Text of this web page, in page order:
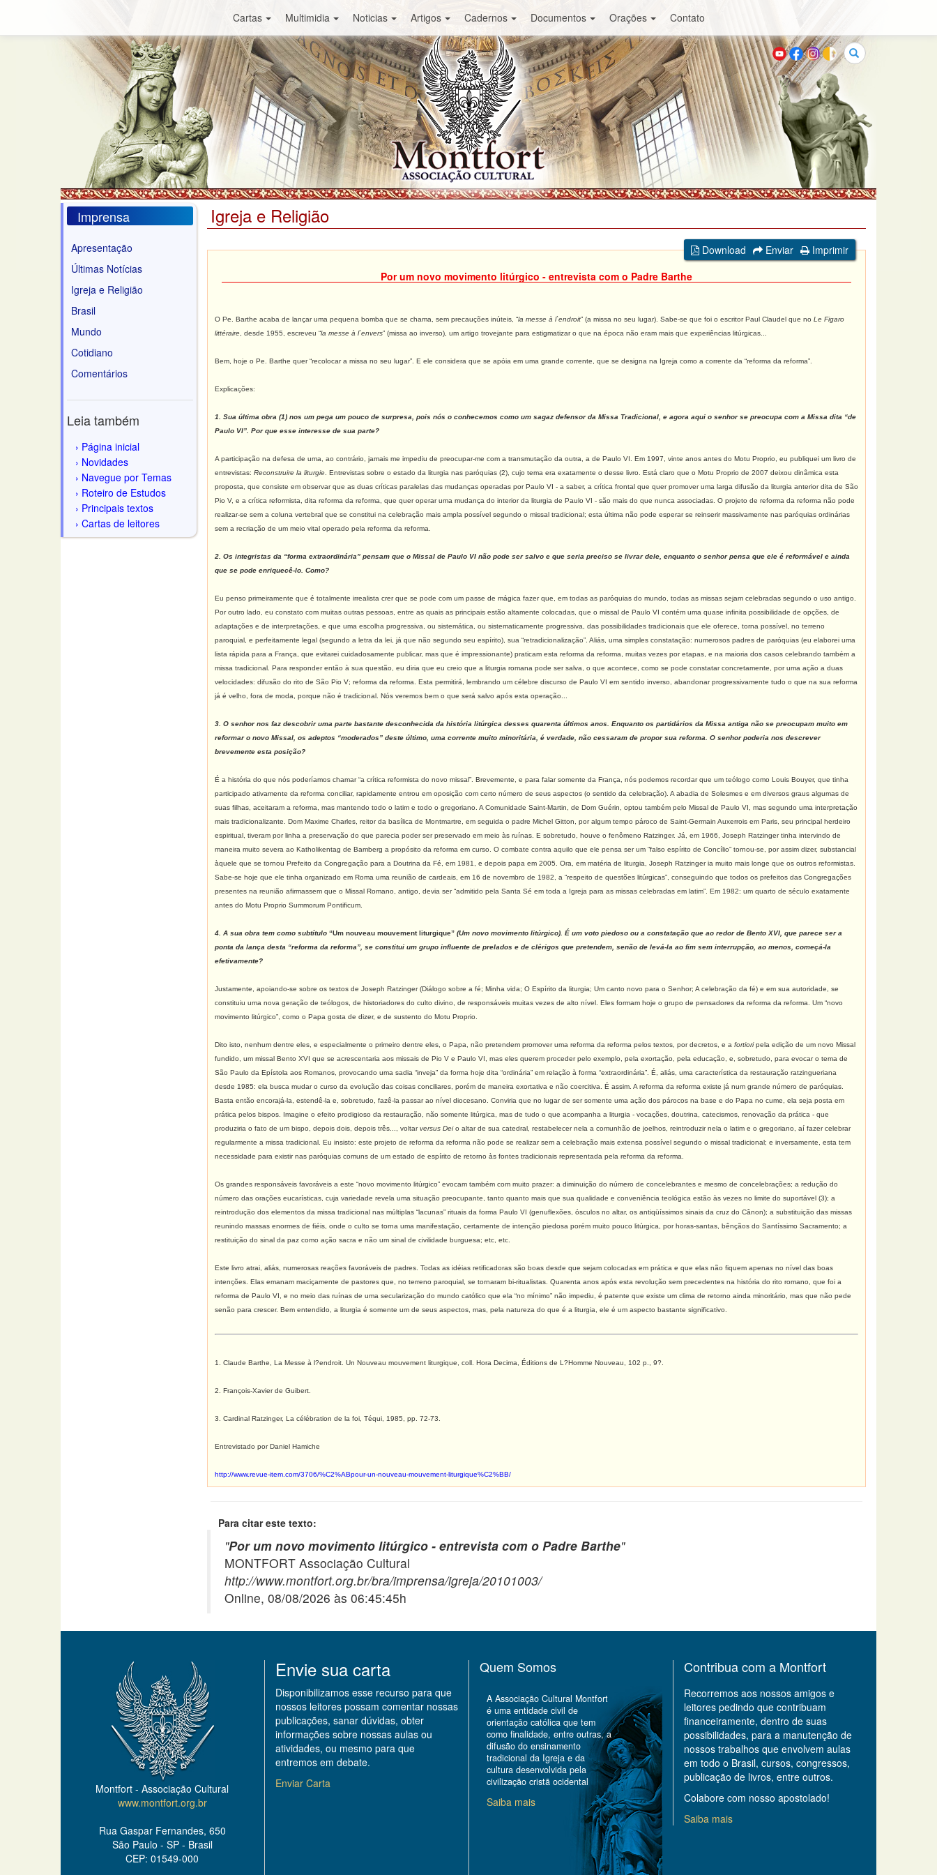
Cartas Multimidia Noticias Artigos Cadernos Documentos Orações Contato
Buscar
Imprensa
Apresentação
Últimas Notícias
Igreja e Religião
Brasil
Mundo
Cotidiano
Comentários
Leia também
Página inicial
Novidades
Navegue por Temas
Roteiro de Estudos
Principais textos
Cartas de leitores
Igreja e Religião
Download Enviar
Imprimir
Por um novo movimento litúrgico - entrevista com o Padre Barthe
O Pe. Barthe acaba de lançar uma pequena bomba que se chama, sem precauções inúteis, “la messe à l`endroit” (a missa no seu lugar). Sabe-se que foi o escritor Paul Claudel que no Le Figaro
littéraire , desde 1955, escreveu “la messe à l`envers” (missa ao inverso), um artigo trovejante para estigmatizar o que na época não eram mais que experiências litúrgicas...
Bem, hoje o Pe. Barthe quer “recolocar a missa no seu lugar”. E ele considera que se apóia em uma grande corrente, que se designa na Igreja como a corrente da “reforma da reforma”.
Explicações:
1. Sua última obra (1) nos um pega um pouco de surpresa, pois nós o conhecemos como um sagaz defensor da Missa Tradicional, e agora aqui o senhor se preocupa com a Missa dita “de
Paulo VI”. Por que esse interesse de sua parte?
A participação na defesa de uma, ao contrário, jamais me impediu de preocupar-me com a transmutação da outra, a de Paulo VI. Em 1997, vinte anos antes do Motu Proprio, eu publiquei um livro de
entrevistas: Reconstruire la liturgie . Entrevistas sobre o estado da liturgia nas paróquias (2), cujo tema era exatamente o desse livro. Está claro que o Motu Proprio de 2007 deixou dinâmica esta
proposta, que consiste em observar que as duas críticas paralelas das mudanças operadas por Paulo VI - a saber, a crítica frontal que quer promover uma larga difusão da liturgia anterior dita de São
Pio V, e a crítica reformista, dita reforma da reforma, que quer operar uma mudança do interior da liturgia de Paulo VI - são mais do que nunca associadas. O projeto de reforma da reforma não pode
realizar-se sem a coluna vertebral que se constitui na celebração mais ampla possível segundo o missal tradicional; esta última não pode esperar se reinserir massivamente nas paróquias ordinárias
sem a recriação de um meio vital operado pela reforma da reforma.
2. Os integristas da “forma extraordinária” pensam que o Missal de Paulo VI não pode ser salvo e que seria preciso se livrar dele, enquanto o senhor pensa que ele é reformável e ainda
que se pode enriquecê-lo. Como?
Eu penso primeiramente que é totalmente irrealista crer que se pode com um passe de mágica fazer que, em todas as paróquias do mundo, todas as missas sejam celebradas segundo o uso antigo.
Por outro lado, eu constato com muitas outras pessoas, entre as quais as principais estão altamente colocadas, que o missal de Paulo VI contém uma quase infinita possibilidade de opções, de
adaptações e de interpretações, e que uma escolha progressiva, ou sistemática, ou sistematicamente progressiva, das possibilidades tradicionais que ele oferece, torna possível, no terreno
paroquial, e perfeitamente legal (segundo a letra da lei, já que não segundo seu espírito), sua “retradicionalização”. Aliás, uma simples constatação: numerosos padres de paróquias (eu elaborei uma
lista rápida para a França, que evitarei cuidadosamente publicar, mas que é impressionante) praticam esta reforma da reforma, muitas vezes por etapas, e na maioria dos casos celebrando também a
missa tradicional. Para responder então à sua questão, eu diria que eu creio que a liturgia romana pode ser salva, o que acontece, como se pode constatar concretamente, por uma ação a duas
velocidades: difusão do rito de São Pio V; reforma da reforma. Esta permitirá, lembrando um célebre discurso de Paulo VI em sentido inverso, abandonar progressivamente tudo o que na sua reforma
já é velho, fora de moda, porque não é tradicional. Nós veremos bem o que será salvo após esta operação...
3. O senhor nos faz descobrir uma parte bastante desconhecida da história litúrgica desses quarenta últimos anos. Enquanto os partidários da Missa antiga não se preocupam muito em
reformar o novo Missal, os adeptos “moderados” deste último, uma corrente muito minoritária, é verdade, não cessaram de propor sua reforma. O senhor poderia nos descrever
brevemente esta posição?
É a história do que nós poderíamos chamar “a crítica reformista do novo missal”. Brevemente, e para falar somente da França, nós podemos recordar que um teólogo como Louis Bouyer, que tinha
participado ativamente da reforma conciliar, rapidamente entrou em oposição com certo número de seus aspectos (o sentido da celebração). A abadia de Solesmes e em diversos graus algumas de
suas filhas, aceitaram a reforma, mas mantendo todo o latim e todo o gregoriano. A Comunidade Saint-Martin, de Dom Guérin, optou também pelo Missal de Paulo VI, mas segundo uma interpretação
mais tradicionalizante. Dom Maxime Charles, reitor da basílica de Montmartre, em seguida o padre Michel Gitton, por algum tempo pároco de Saint-Germain Auxerrois em Paris, seu principal herdeiro
espiritual, tiveram por linha a preservação do que parecia poder ser preservado em meio às ruínas. E sobretudo, houve o fenômeno Ratzinger. Já, em 1966, Joseph Ratzinger tinha intervindo de
maneira muito severa ao Katholikentag de Bamberg a propósito da reforma em curso. O combate contra aquilo que ele pensa ser um “falso espírito de Concílio” tornou-se, por assim dizer, substancial
àquele que se tornou Prefeito da Congregação para a Doutrina da Fé, em 1981, e depois papa em 2005. Ora, em matéria de liturgia, Joseph Ratzinger ia muito mais longe que os outros reformistas.
Sabe-se hoje que ele tinha organizado em Roma uma reunião de cardeais, em 16 de novembro de 1982, a “respeito de questões litúrgicas”, conseguindo que todos os prefeitos das Congregações
presentes na reunião afirmassem que o Missal Romano, antigo, devia ser “admitido pela Santa Sé em toda a Igreja para as missas celebradas em latim”. Em 1982: um quarto de século exatamente
antes do Motu Proprio Summorum Pontificum.
4. A sua obra tem como subtítulo “Um nouveau mouvement liturgique” (Um novo movimento litúrgico). É um voto piedoso ou a constatação que ao redor de Bento XVI, que parece ser a
ponta da lança desta “reforma da reforma”, se constitui um grupo influente de prelados e de clérigos que pretendem, senão de levá-la ao fim sem interrupção, ao menos, começá-la
efetivamente?
Justamente, apoiando-se sobre os textos de Joseph Ratzinger (Diálogo sobre a fé; Minha vida; O Espírito da liturgia; Um canto novo para o Senhor; A celebração da fé) e em sua autoridade, se
constituiu uma nova geração de teólogos, de historiadores do culto divino, de responsáveis muitas vezes de alto nível. Eles formam hoje o grupo de pensadores da reforma da reforma. Um “novo
movimento litúrgico”, como o Papa gosta de dizer, e de sustento do Motu Proprio.
Dito isto, nenhum dentre eles, e especialmente o primeiro dentre eles, o Papa, não pretendem promover uma reforma da reforma pelos textos, por decretos, e a fortioripela edição de um novo Missal
fundido, um missal Bento XVI que se acrescentaria aos missais de Pio V e Paulo VI, mas eles querem proceder pelo exemplo, pela exortação, pela educação, e, sobretudo, para evocar o tema de
São Paulo da Epístola aos Romanos, provocando uma sadia “inveja” da forma hoje dita “ordinária” em relação à forma “extraordinária”. É, aliás, uma característica da restauração ratzingueriana
desde 1985: ela busca mudar o curso da evolução das coisas conciliares, porém de maneira exortativa e não coercitiva. É assim. A reforma da reforma existe já num grande número de paróquias.
Basta então encorajá-la, estendê-la e, sobretudo, fazê-la passar ao nível diocesano. Conviria que no lugar de ser somente uma ação dos párocos na base e do Papa no cume, ela seja posta em
prática pelos bispos. Imagine o efeito prodigioso da restauração, não somente litúrgica, mas de tudo o que acompanha a liturgia - vocações, doutrina, catecismos, renovação da prática - que
produziria o fato de um bispo, depois dois, depois três..., voltarversus Deio altar de sua catedral, restabelecer nela a comunhão de joelhos, reintroduzir nela o latim e o gregoriano, aí fazer celebrar
regularmente a missa tradicional. Eu insisto: este projeto de reforma da reforma não pode se realizar sem a celebração mais extensa possível segundo o missal tradicional; e inversamente, esta tem
necessidade para existir nas paróquias comuns de um estado de espírito de retorno às fontes tradicionais representada pela reforma da reforma.
Os grandes responsáveis favoráveis a este “novo movimento litúrgico” evocam também com muito prazer: a diminuição do número de concelebrantes e mesmo de concelebrações; a redução do
número das orações eucarísticas, cuja variedade revela uma situação preocupante, tanto quanto mais que sua qualidade e conveniência teológica estão às vezes no limite do suportável (3); a
reintrodução dos elementos da missa tradicional nas múltiplas “lacunas” rituais da forma Paulo VI (genuflexões, ósculos no altar, os antiqüíssimos sinais da cruz do Cânon); a substituição das missas
reunindo massas enormes de fiéis, onde o culto se torna uma manifestação, certamente de intenção piedosa porém muito pouco litúrgica, por horas-santas, bênçãos do Santíssimo Sacramento; a
restituição do sinal da paz como ação sacra e não um sinal de civilidade burguesa; etc, etc.
Este livro atrai, aliás, numerosas reações favoráveis de padres. Todas as idéias retificadoras são boas desde que sejam colocadas em prática e que elas não fiquem apenas no nível das boas
intenções. Elas emanam maciçamente de pastores que, no terreno paroquial, se tornaram bi-ritualistas. Quarenta anos após esta revolução sem precedentes na história do rito romano, que foi a
reforma de Paulo VI, e no meio das ruínas de uma secularização do mundo católico que ela “no mínimo” não impediu, é patente que existe um clima de retorno ainda minoritário, mas que não pede
senão para crescer. Bem entendido, a liturgia é somente um de seus aspectos, mas, pela natureza do que é a liturgia, ele é um aspecto bastante significativo.
1. Claude Barthe, La Messe à l?endroit. Un Nouveau mouvement liturgique, coll. Hora Decima, Éditions de L?Homme Nouveau, 102 p., 9?.
2. François-Xavier de Guibert.
3. Cardinal Ratzinger, La célébration de la foi, Téqui, 1985, pp. 72-73.
Entrevistado por Daniel Hamiche
http://www.revue-item.com/3706/%C2%ABpour-un-nouveau-mouvement-liturgique%C2%BB/
Para citar este texto:
"Por um novo movimento litúrgico - entrevista com o Padre Barthe"
MONTFORT Associação Cultural
http://www.montfort.org.br/bra/imprensa/igreja/20101003/
Online, 08/08/2026 às 06:45:45h
Montfort - Associação Cultural
www.montfort.org.br
Rua Gaspar Fernandes, 650
São Paulo - SP - Brasil
CEP: 01549-000
Envie sua carta
Disponibilizamos esse recurso para que
nossos leitores possam comentar nossas
publicações, sanar dúvidas, obter
informações sobre nossas aulas ou
atividades, ou mesmo para que
entremos em debate.
Enviar Carta
Quem Somos
A Associação Cultural Montfort
é uma entidade civil de
orientação católica que tem
como finalidade, entre outras, a
difusão do ensinamento
tradicional da Igreja e da
cultura desenvolvida pela
civilização cristã ocidental
Saiba mais
Contribua com a Montfort
Recorremos aos nossos amigos e
leitores pedindo que contribuam
financeiramente, dentro de suas
possibilidades, para a manutenção de
nossos trabalhos que envolvem aulas
em todo o Brasil, cursos, congressos,
publicação de livros, entre outros.
Colabore com nosso apostolado!
Saiba mais